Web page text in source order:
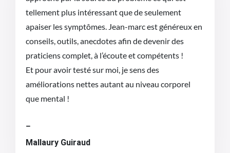
tellement plus intéressant que de seulement
apaiser les symptômes. Jean-marc est généreux en
conseils, outils, anecdotes afin de devenir des
praticiens complet, à l’écoute et compétents !
Et pour avoir testé sur moi, je sens des
améliorations nettes autant au niveau corporel
que mental !
–
Mallaury Guiraud